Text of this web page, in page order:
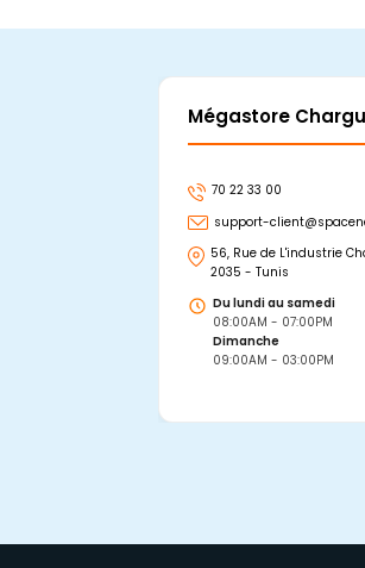
Mégastore
70 22 33 00
support-
56, Rue de L'industrie
2035 - Tunis
Du lundi au samedi
08:00AM - 07:00PM
Dimanche
09:00AM - 03:00PM